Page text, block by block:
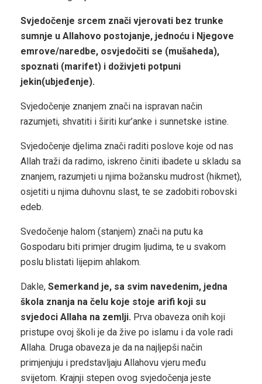
Svjedočenje srcem znači vjerovati bez trunke
sumnje u Allahovo postojanje, jednoću i Njegove
emrove/naredbe, osvjedočiti se (mušaheda),
spoznati (marifet) i doživjeti potpuni
jekin(ubjeđenje).
Svjedočenje znanjem znači na ispravan način
razumjeti, shvatiti i širiti kur’anke i sunnetske istine.
Svjedočenje djelima znači raditi poslove koje od nas
Allah traži da radimo, iskreno činiti ibadete u skladu sa
znanjem, razumjeti u njima božansku mudrost (hikmet),
osjetiti u njima duhovnu slast, te se zadobiti robovski
edeb.
Svedočenje halom (stanjem) znači na putu ka
Gospodaru biti primjer drugim ljudima, te u svakom
poslu blistati lijepim ahlakom.
Dakle, Semerkand je, sa svim navedenim, jedna
škola znanja na čelu koje stoje arifi koji su
svjedoci Allaha na zemlji. Prva obaveza onih koji
pristupe ovoj školi je da žive po islamu i da vole radi
Allaha. Druga obaveza je da na najljepši način
primjenjuju i predstavljaju Allahovu vjeru među
svijetom. Krajnji stepen ovog svjedočenja jeste